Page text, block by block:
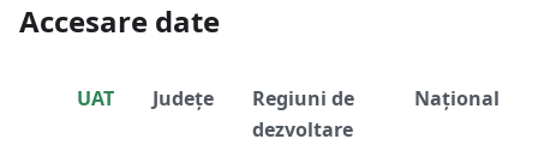
Accesare date
UAT Județe
Regiuni de
dezvoltare
Național